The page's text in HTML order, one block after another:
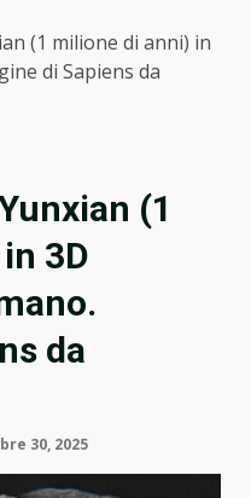
(1 milione di anni) in
di Sapiens da
(1
3D
da
30, 2025